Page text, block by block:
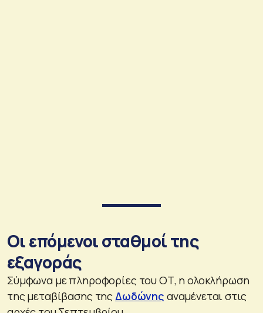
Οι επόμενοι σταθμοί της
εξαγοράς
Σύμφωνα με πληροφορίες του ΟΤ, η ολοκλήρωση
της μεταβίβασης της Δωδώνης αναμένεται στις